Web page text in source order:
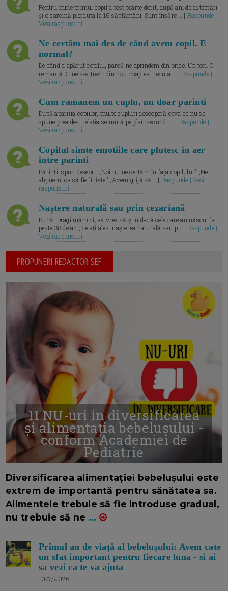
Pentru mine primul copil a fost foarte dorit, după ani de așteptări
și o sarcină pierduta la 16 săptămâni. Sunt însărc... | Raspunde |
Vezi raspunsuri
Ne certăm mai des de când avem copil. E
normal?
De când a apărut copilul, parcă ne aprindem din orice. Un ton. O
remarcă. Cine s-a trezit din nou noaptea trecuta.... |Raspunde |
Vezi raspunsuri
Cum ramanem un cuplu, nu doar parinti
După apariția copiilor, multe cupluri descoperă ceva ce nu se
spune prea des: relația se mută pe plan secund. ... |Raspunde |
Vezi raspunsuri
Copilul simte emotiile care plutesc in aer
intre parinti
Părinții spun deseori: „Noi nu ne certăm în fața copilului.” „Ne
abținem, ca să fie liniște.” „Avem grijă să... | Raspunde | Vezi
raspunsuri
Naștere naturală sau prin cezariană
Bună, Dragi mămici, aș vrea să știu dacă cele care au născut la
peste 38 de ani, ce ați ales: nașterea naturală sau p... |Raspunde |
Vezi raspunsuri
PROPUNERI REDACTOR SEF
11 NU-uri in diversificarea
și alimentația bebelușului -
conform Academiei de
Pediatrie
Diversificarea alimentației bebelușului este
extrem de importantă pentru sănătatea sa.
Alimentele trebuie să fie introduse gradual,
nu trebuie să ne ...
Primul an de viață al bebelușului: Avem cate
un sfat important pentru fiecare luna - si ai
sa vezi ca te va ajuta
10/7/2026